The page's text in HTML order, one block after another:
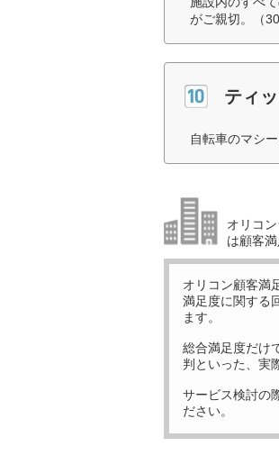
がご親切。（30
ティ
自転車のマシ
オリコ
は顧客満
オリコン顧客満
満足度に関する
ます。
総合満足度だけ
判といった、実
サービス検討の
ださい。